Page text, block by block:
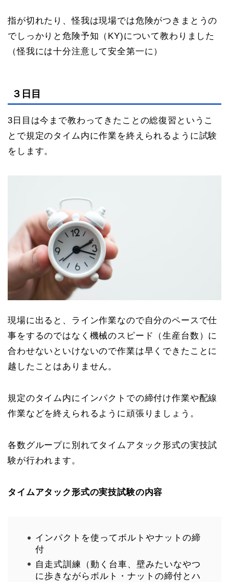
指が切れたり、怪我は現場では危険がつきまとうの
でしっかりと危険予知（KY)について教わりました
（怪我には十分注意して安全第一に）
３日目
3日目は今まで教わってきたことの総復習というこ
とで規定のタイム内に作業を終えられるように試験
をします。
現場に出ると、ライン作業なので自分のペースで仕
事をするのではなく機械のスピード（生産台数）に
合わせないといけないので作業は早くできたことに
越したことはありません。
規定のタイム内にインパクトでの締付け作業や配線
作業などを終えられるように頑張りましょう。
各数グループに別れてタイムアタック形式の実技試
験が行われます。
タイムアタック形式の実技試験の内容
インパクトを使ってボルトやナットの締
付
自走式訓練（動く台車、壁みたいなやつ
に歩きながらボルト・ナットの締付とハ